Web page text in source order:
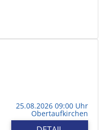
25.08.2026 09:00 Uhr
Obertaufkirchen